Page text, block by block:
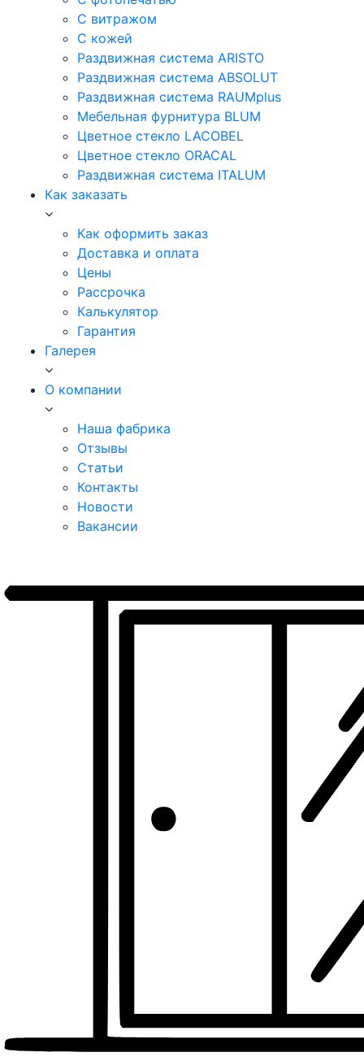
С витражом
С кожей
Раздвижная система ARISTO
Раздвижная система ABSOLUT
Раздвижная система RAUMplus
Мебельная фурнитура BLUM
Цветное стекло LACOBEL
Цветное стекло ORACAL
Раздвижная система ITALUM
Как заказать
Как оформить заказ
Доставка и оплата
Цены
Рассрочка
Калькулятор
Гарантия
Галерея
О компании
Наша фабрика
Отзывы
Статьи
Контакты
Новости
Вакансии